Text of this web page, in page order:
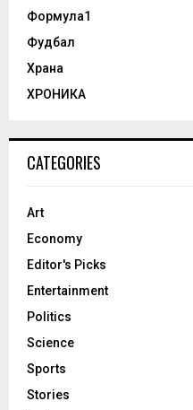
Формула1
Фудбал
Храна
ХРОНИКА
CATEGORIES
Art
Economy
Editor's Picks
Entertainment
Politics
Science
Sports
Stories